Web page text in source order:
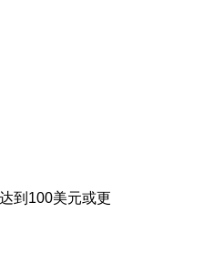
到100美元或更